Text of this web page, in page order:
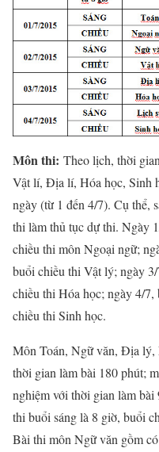
Môn thi: Theo lịch, thời
Vật lí, Địa lí, Hóa học, Sinh
ngày (từ 1 đến 4/7). Cụ thể,
thi làm thủ tục dự thi. Ngày
chiều thi môn Ngoại ngữ;
buổi chiều thi Vật lý; ngày
chiều thi Hóa học; ngày 4/
chiều thi Sinh học.
Môn Toán, Ngữ văn, Địa lý,
thời gian làm bài 180 phút;
nghiệm với thời gian làm
thi buổi sáng là 8 giờ, buổi
Bài thi môn Ngữ văn gồm